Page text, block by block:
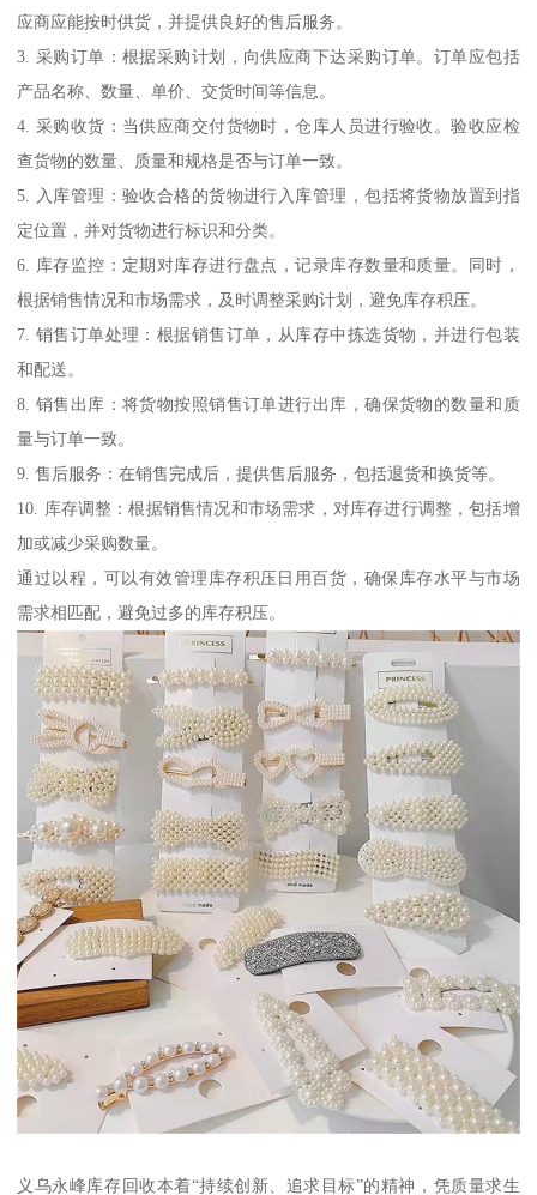
应商应能按时供货，并提供良好的售后服务。
3. 采购订单：根据采购计划，向供应商下达采购订单。订单应包括
产品名称、数量、单价、交货时间等信息。
4. 采购收货：当供应商交付货物时，仓库人员进行验收。验收应检
查货物的数量、质量和规格是否与订单一致。
5. 入库管理：验收合格的货物进行入库管理，包括将货物放置到指
定位置，并对货物进行标识和分类。
6. 库存监控：定期对库存进行盘点，记录库存数量和质量。同时，
根据销售情况和市场需求，及时调整采购计划，避免库存积压。
7. 销售订单处理：根据销售订单，从库存中拣选货物，并进行包装
和配送。
8. 销售出库：将货物按照销售订单进行出库，确保货物的数量和质
量与订单一致。
9. 售后服务：在销售完成后，提供售后服务，包括退货和换货等。
10. 库存调整：根据销售情况和市场需求，对库存进行调整，包括增
加或减少采购数量。
通过以程，可以有效管理库存积压日用百货，确保库存水平与市场
需求相匹配，避免过多的库存积压。
义乌永峰库存回收本着“持续创新、追求目标”的精神，凭质量求生